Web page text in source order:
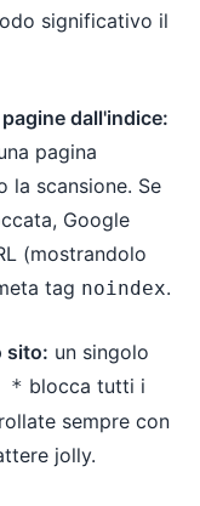
significativo il
dall'indice:
pagina
la scansione. Se
Google
(mostrandolo
tag noindex.
sito: un singolo
* blocca tutti i
sempre con
jolly.